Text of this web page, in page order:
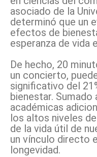
asociado de la
determinó que un
efectos de
esperanza de vida
De hecho, 20
un concierto,
significativo del
bienestar.
académicas
los altos niveles
de la vida útil de
un vínculo directo
longevidad.